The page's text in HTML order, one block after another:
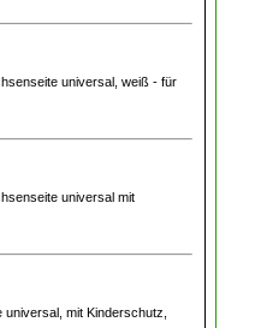
universal, weiß - für
universal mit
mit Kinderschutz,